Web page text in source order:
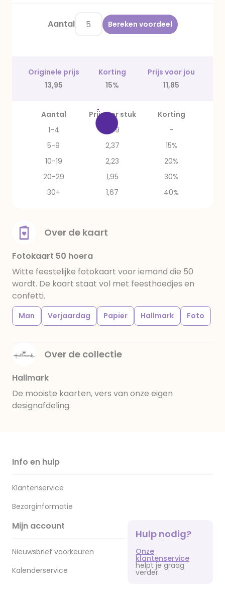
Aantal Bereken voordeel
Originele prijs Korting
Prijs voor jou
13,95
15% 11,85
Aantal Prijs per stuk
Korting
1-4
2,79
-
5-9
2,37
15%
10-19
2,23
20%
20-29
1,95
30%
30+
1,67 40%
Over de kaart
Fotokaart 50 hoera
Witte feestelijke fotokaart voor iemand die 50
wordt. De kaart staat vol met feesthoedjes en
confetti.
Man Verjaardag Papier Hallmark Foto
Over de collectie
Hallmark
De mooiste kaarten, vers van onze eigen
designafdeling.
Info en hulp
Klantenservice
Bezorginformatie
Mijn account
Nieuwsbrief voorkeuren
Kalenderservice
Hulp nodig?
Onze
klantenservice
helpt je graag
verder.